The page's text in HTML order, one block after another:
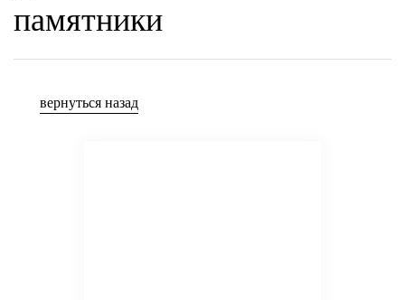
памятники
вернуться назад